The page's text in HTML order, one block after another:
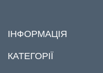
ІНФОРМАЦІЯ
КАТЕГОРІЇ